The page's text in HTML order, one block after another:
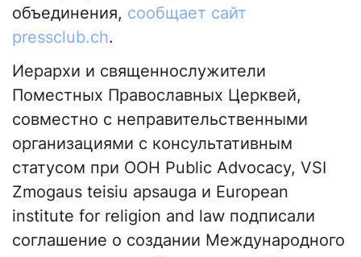
объединения, сообщает сайт
pressclub.ch.
Иерархи и священнослужители
Поместных Православных Церквей,
совместно с неправительственными
организациями с консультативным
статусом при ООН Public Advocacy, VSI
Zmogaus teisiu apsauga и European
institute for religion and law подписали
соглашение о создании Международного